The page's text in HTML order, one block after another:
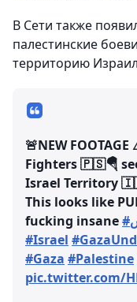
В Сети также
палестинские
территорию
🚨NEW
Fighters 🇵🇸🪂
Israel Territory
This looks like
fucking insane
#Israel
#Gaza #Palestine
pic.twitter.com/